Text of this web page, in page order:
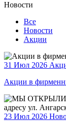
Новости
Все
Новости
Акции
31 Июл 2026
Акции в
23 Июл 2026